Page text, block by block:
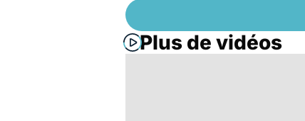
Plus de vidéos